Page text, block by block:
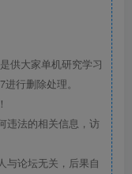
供大家单机研究学习
行删除处理。
违法的相关信息，访
与论坛无关，后果自